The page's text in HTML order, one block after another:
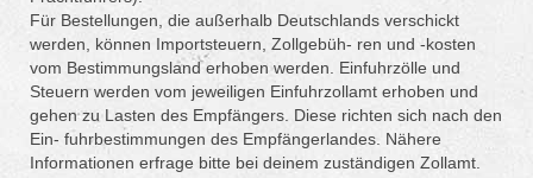
Für Bestellungen, die außerhalb Deutschlands verschickt
werden, können Importsteuern, Zollgebüh- ren und -kosten
vom Bestimmungsland erhoben werden. Einfuhrzölle und
Steuern werden vom jeweiligen Einfuhrzollamt erhoben und
gehen zu Lasten des Empfängers. Diese richten sich nach den
Ein- fuhrbestimmungen des Empfängerlandes. Nähere
Informationen erfrage bitte bei deinem zuständigen Zollamt.